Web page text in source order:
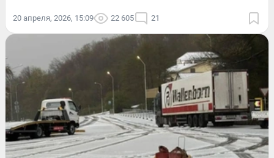
20 апреля, 2026, 15:09 22 605 21